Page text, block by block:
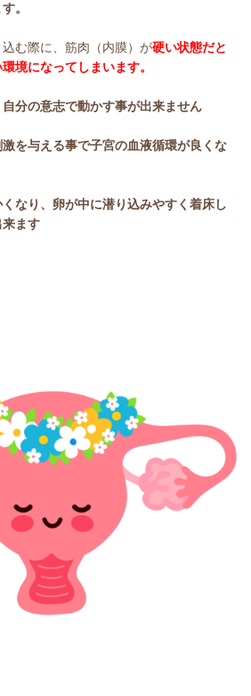
。
む際に、筋肉（内膜）が硬い状態だと
境になってしまいます。
分の意志で動かす事が出来ません
を与える事で子宮の血液循環が良くな
なり、卵が中に潜り込みやすく着床し
ます